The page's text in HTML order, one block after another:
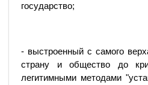
государство;
- выстроенный с самого
страну и общество до
легитимными методами